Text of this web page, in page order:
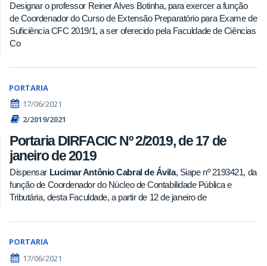
Designar o professor Reiner Alves Botinha, para exercer a função
de Coordenador do Curso de Extensão Preparatório para Exame de
Suficiência CFC 2019/1, a ser oferecido pela Faculdade de Ciências
Co
PORTARIA
17/06/2021
2/2019/2021
Portaria DIRFACIC Nº 2/2019, de 17 de
janeiro de 2019
Dispensar Lucimar Antônio Cabral de Ávila, Siape nº 2193421, da
função de Coordenador do Núcleo de Contabilidade Pública e
Tributária, desta Faculdade, a partir de 12 de janeiro de
PORTARIA
17/06/2021